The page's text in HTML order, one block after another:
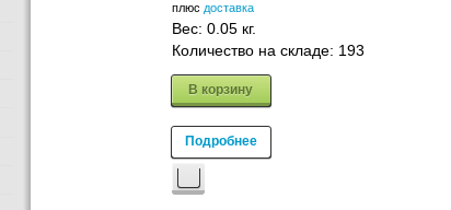
плюс доставка
Вес: 0.05 кг.
Количество на складе: 193
В корзину
Подробнее